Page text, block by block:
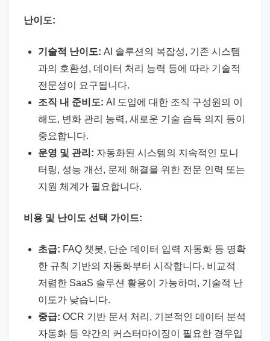
난이도:
기술적 난이도: AI 솔루션의 복잡성, 기존 시스템
과의 호환성, 데이터 처리 능력 등에 따라 기술적
전문성이 요구됩니다.
조직 내 준비도: AI 도입에 대한 조직 구성원의 이
해도, 변화 관리 능력, 새로운 기술 습득 의지 등이
중요합니다.
운영 및 관리: 자동화된 시스템의 지속적인 모니
터링, 성능 개선, 문제 해결을 위한 전문 인력 또는
지원 체계가 필요합니다.
비용 및 난이도 선택 가이드:
초급: FAQ 챗봇, 단순 데이터 입력 자동화 등 명확
한 규칙 기반의 자동화부터 시작합니다. 비교적
저렴한 SaaS 솔루션 활용이 가능하며, 기술적 난
이도가 낮습니다.
중급: OCR 기반 문서 처리, 기본적인 데이터 분석
자동화 등 약간의 커스터마이징이 필요한 경우입